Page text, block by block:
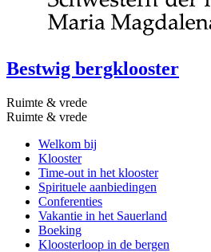
Bestwig bergklooster
Ruimte & vrede
Ruimte & vrede
Welkom bij
Klooster
Time-out in het klooster
Spirituele aanbiedingen
Conferenties
Vakantie in het Sauerland
Boeking
Kloosterloop in de bergen